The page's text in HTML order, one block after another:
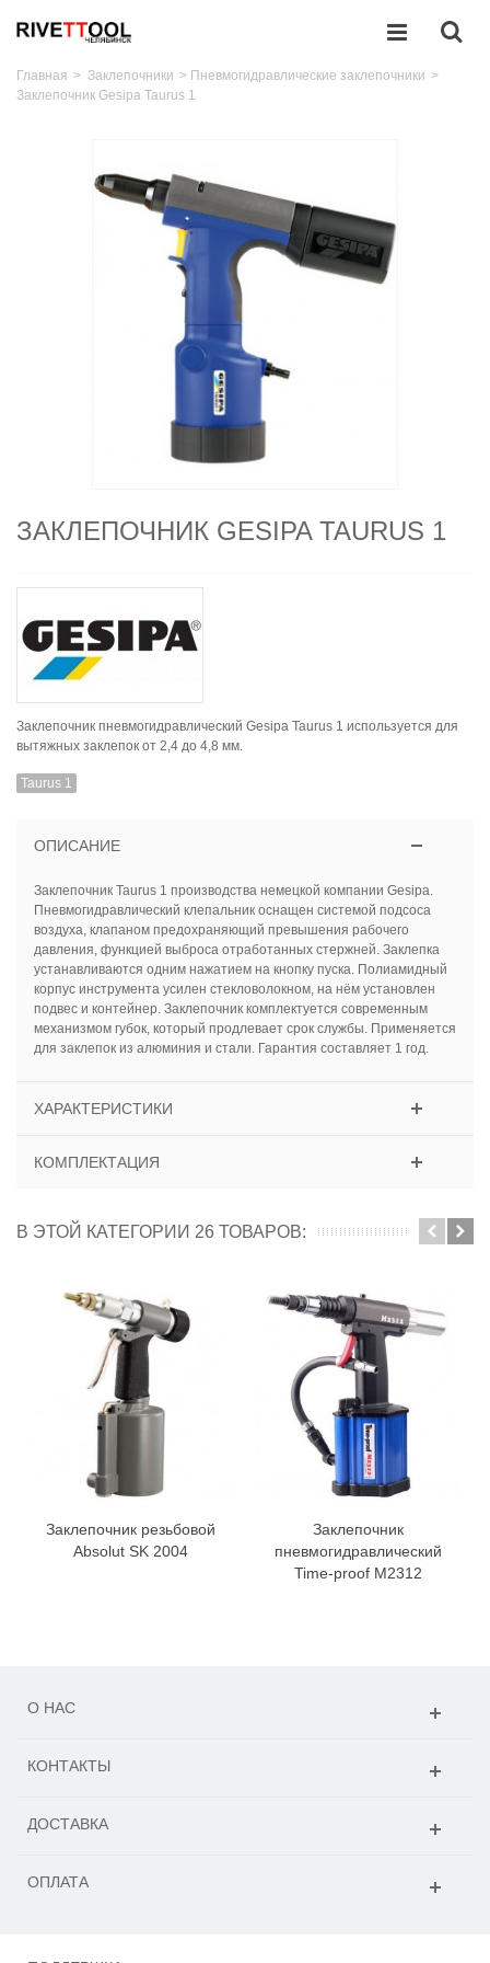
Главная > Заклепочники > Пневмогидравлические заклепочники >
Заклепочник Gesipa Taurus 1
ЗАКЛЕПОЧНИК GESIPA TAURUS 1
Заклепочник пневмогидравлический Gesipa Taurus 1 используется для
вытяжных заклепок от 2,4 до 4,8 мм.
Taurus 1
ОПИСАНИЕ
Заклепочник Taurus 1 производства немецкой компании Gesipa.
Пневмогидравлический клепальник оснащен системой подсоса
воздуха, клапаном предохраняющий превышения рабочего
давления, функцией выброса отработанных стержней. Заклепка
устанавливаются одним нажатием на кнопку пуска. Полиамидный
корпус инструмента усилен стекловолокном, на нём установлен
подвес и контейнер. Заклепочник комплектуется современным
механизмом губок, который продлевает срок службы. Применяется
для заклепок из алюминия и стали. Гарантия составляет 1 год.
ХАРАКТЕРИСТИКИ
КОМПЛЕКТАЦИЯ
В ЭТОЙ КАТЕГОРИИ 26 ТОВАРОВ:
Заклепочник резьбовой
Absolut SK 2004
Заклепочник
пневмогидравлический
Time-proof M2312
О НАС
КОНТАКТЫ
ДОСТАВКА
ОПЛАТА